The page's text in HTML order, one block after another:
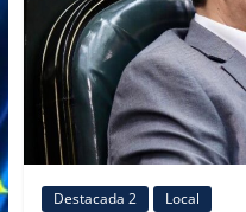
Destacada 2 Local